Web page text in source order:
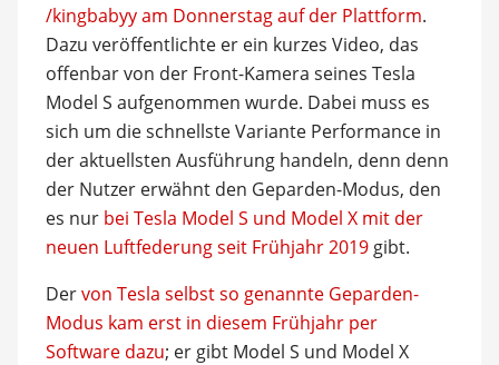
/kingbabyy am Donnerstag auf der Plattform.
Dazu veröffentlichte er ein kurzes Video, das
offenbar von der Front-Kamera seines Tesla
Model S aufgenommen wurde. Dabei muss es
sich um die schnellste Variante Performance in
der aktuellsten Ausführung handeln, denn denn
der Nutzer erwähnt den Geparden-Modus, den
es nur bei Tesla Model S und Model X mit der
neuen Luftfederung seit Frühjahr 2019gibt.
Dervon Tesla selbst so genannte Geparden-
Modus kam erst in diesem Frühjahr per
Software dazu; er gibt Model S und Model X